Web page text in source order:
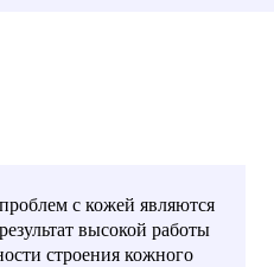
с кожей являются
высокой работы
строения кожного